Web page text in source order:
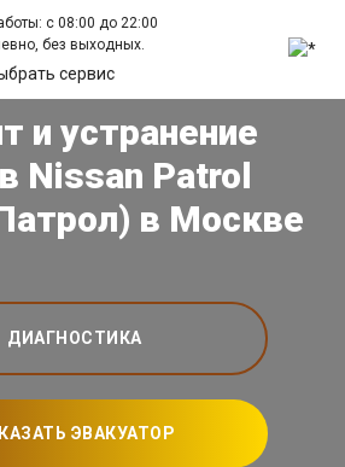
с 08:00 до 22:00
без выходных.
сервис
и устранение
Nissan Patrol
в Москве
ДИАГНОСТИКА
ЭВАКУАТОР